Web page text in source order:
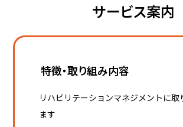
サービス案内
特徴・取り組み内容
リハビリテーションマネジメントに取
ます